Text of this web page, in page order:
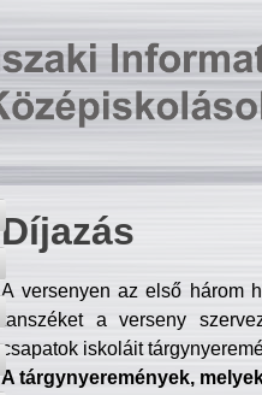
Díjazás
A versenyen az első három
tanszéket a verseny
csapatok iskoláit
A tárgynyeremények,